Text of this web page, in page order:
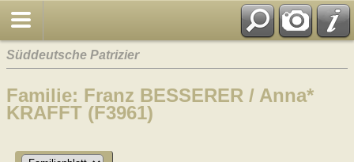
Süddeutsche Patrizier
Familie: Franz BESSERER / Anna*
KRAFFT (F3961)